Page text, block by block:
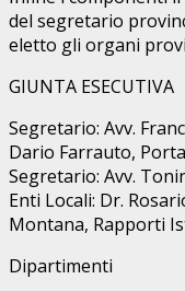
del segretario
eletto gli organi
GIUNTA ESECUTIVA
Segretario: Avv.
Dario Farrauto,
Segretario: Avv.
Enti Locali: Dr.
Montana, Rapporti
Dipartimenti